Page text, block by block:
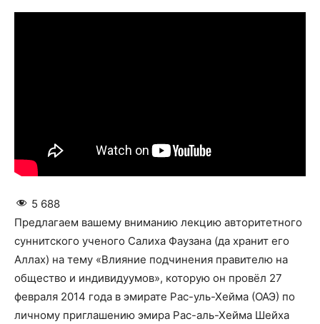
5 688
Предлагаем вашему вниманию лекцию авторитетного
суннитского ученого Салиха Фаузана (да хранит его
Аллах) на тему «Влияние подчинения правителю на
общество и индивидуумов», которую он провёл 27
февраля 2014 года в эмирате Рас-уль-Хейма (ОАЭ) по
личному приглашению эмира Рас-аль-Хейма Шейха